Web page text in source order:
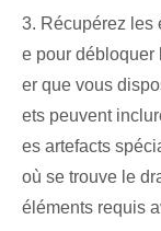
3. Récupérez les
e pour débloquer
er que vous
ets peuvent
es artefacts
où se trouve le
éléments requis